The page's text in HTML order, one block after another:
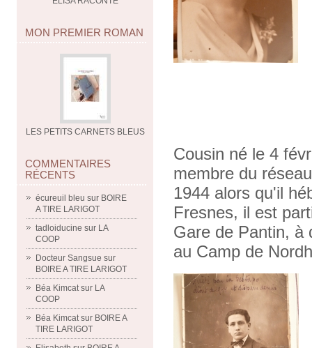
MON PREMIER ROMAN
LES PETITS CARNETS BLEUS
COMMENTAIRES
RÉCENTS
écureuil bleu sur BOIRE
A TIRE LARIGOT
tadloiducine sur LA
COOP
Docteur Sangsue sur
BOIRE A TIRE LARIGOT
Béa Kimcatsur LA
COOP
Béa Kimcatsur BOIRE A
TIRE LARIGOT
Cousin né le 4
membre du
1944 alors qu'il
Fresnes, il est
Gare de Pantin, à
au Camp de